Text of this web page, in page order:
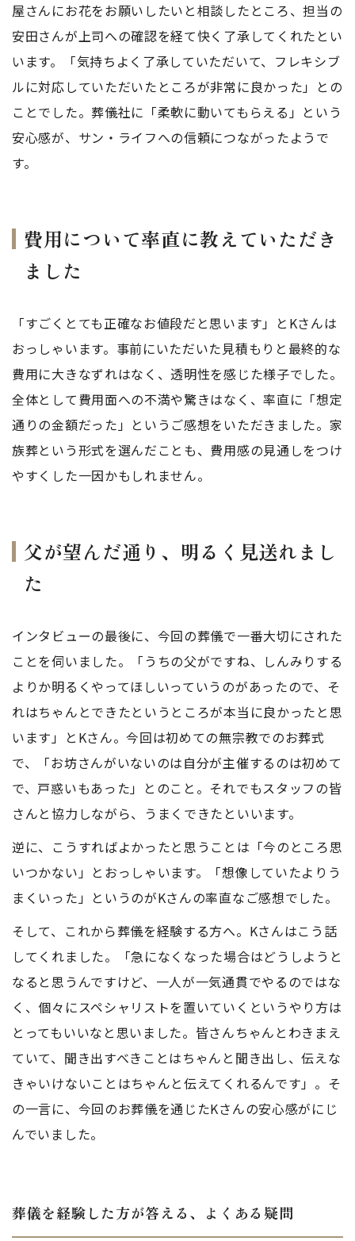
屋さんにお花をお願いしたいと相談したところ、担当の
安田さんが上司への確認を経て快く了承してくれたとい
います。「気持ちよく了承していただいて、フレキシブ
ルに対応していただいたところが非常に良かった」との
ことでした。葬儀社に「柔軟に動いてもらえる」という
安心感が、サン・ライフへの信頼につながったようで
す。
費用について率直に教えていただき
ました
「すごくとても正確なお値段だと思います」とKさんは
おっしゃいます。事前にいただいた見積もりと最終的な
費用に大きなずれはなく、透明性を感じた様子でした。
全体として費用面への不満や驚きはなく、率直に「想定
通りの金額だった」というご感想をいただきました。家
族葬という形式を選んだことも、費用感の見通しをつけ
やすくした一因かもしれません。
父が望んだ通り、明るく見送れまし
た
インタビューの最後に、今回の葬儀で一番大切にされた
ことを伺いました。「うちの父がですね、しんみりする
よりか明るくやってほしいっていうのがあったので、そ
れはちゃんとできたというところが本当に良かったと思
います」とKさん。今回は初めての無宗教でのお葬式
で、「お坊さんがいないのは自分が主催するのは初めて
で、戸惑いもあった」とのこと。それでもスタッフの皆
さんと協力しながら、うまくできたといいます。
逆に、こうすればよかったと思うことは「今のところ思
いつかない」とおっしゃいます。「想像していたよりう
まくいった」というのがKさんの率直なご感想でした。
そして、これから葬儀を経験する方へ。Kさんはこう話
してくれました。「急になくなった場合はどうしようと
なると思うんですけど、一人が一気通貫でやるのではな
く、個々にスペシャリストを置いていくというやり方は
とってもいいなと思いました。皆さんちゃんとわきまえ
ていて、聞き出すべきことはちゃんと聞き出し、伝えな
きゃいけないことはちゃんと伝えてくれるんです」。そ
の一言に、今回のお葬儀を通じたKさんの安心感がにじ
んでいました。
葬儀を経験した方が答える、よくある疑問